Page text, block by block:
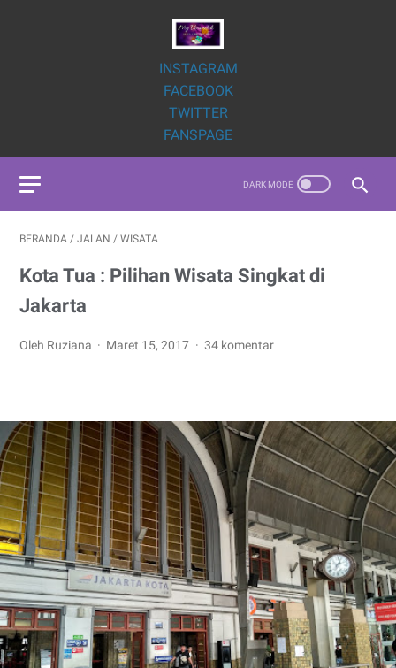
INSTAGRAM
FACEBOOK
TWITTER
FANSPAGE
BERANDA / JALAN / WISATA
Kota Tua : Pilihan Wisata Singkat di
Jakarta
Oleh Ruziana Maret 15, 2017 34 komentar